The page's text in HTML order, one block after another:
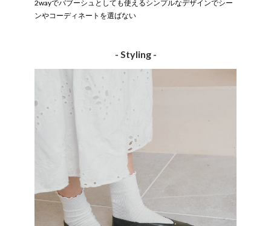
2wayでバブーシュとしても使えるシンプルなデザインでシー
ンやコーディネートを選ばない
- Styling -